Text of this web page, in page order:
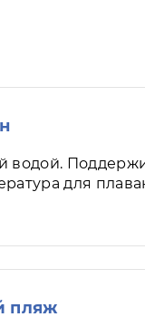
водой.
для
пляж